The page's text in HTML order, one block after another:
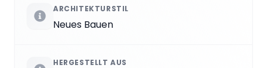
ARCHITEKTURSTIL
Neues Bauen
HERGESTELLT AUS